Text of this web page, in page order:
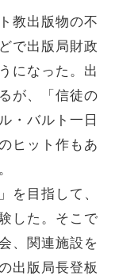
教出版物の不
で出版局財政
になった。出
が、「信徒の
・バルト一日
ヒット作もあ
を目指して、
した。そこで
、関連施設を
出版局長登板